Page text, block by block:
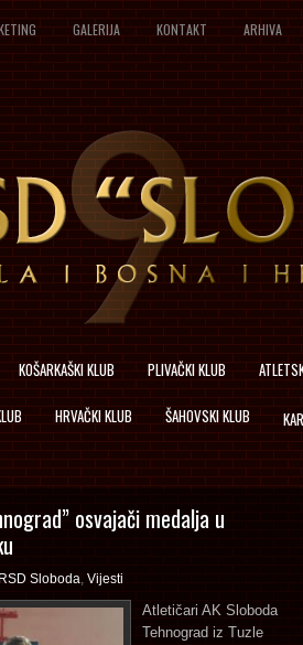
GALERIJA KONTAKT ARHIVA
KOŠARKAŠKI KLUB PLIVAČKI KLUB
HRVAČKI KLUB ŠAHOVSKI KLUB
osvajači medalja u
RSD Sloboda, Vijesti
Atletičari AK Sloboda
Tehnograd iz Tuzle